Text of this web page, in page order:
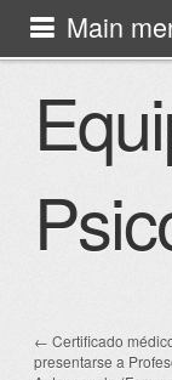
Main
Skip to content
Post navigation
← Certificado
presentarse a